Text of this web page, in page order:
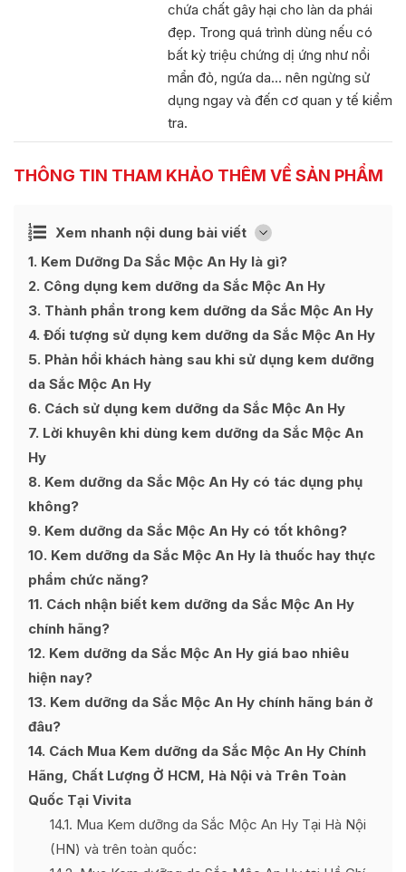
chứa chất gây hại cho làn da phái
đẹp. Trong quá trình dùng nếu có
bất kỳ triệu chứng dị ứng như nổi
mẩn đỏ, ngứa da… nên ngừng sử
dụng ngay và đến cơ quan y tế kiểm
tra.
THÔNG TIN THAM KHẢO THÊM VỀ SẢN PHẨM
Xem nhanh nội dung bài viết [
Ẩn
1 Kem Dưỡng Da Sắc Mộc An Hy là gì?
2 Công dụng kem dưỡng da Sắc Mộc An Hy
3 Thành phần trong kem dưỡng da Sắc Mộc An Hy
4 Đối tượng sử dụng kem dưỡng da Sắc Mộc An Hy
5 Phản hồi khách hàng sau khi sử dụng kem dưỡng
da Sắc Mộc An Hy
6 Cách sử dụng kem dưỡng da Sắc Mộc An Hy
7 Lời khuyên khi dùng kem dưỡng da Sắc Mộc An
Hy
8 Kem dưỡng da Sắc Mộc An Hy có tác dụng phụ
không?
9 Kem dưỡng da Sắc Mộc An Hy có tốt không?
10 Kem dưỡng da Sắc Mộc An Hy là thuốc hay thực
phẩm chức năng?
11 Cách nhận biết kem dưỡng da Sắc Mộc An Hy
chính hãng?
12 Kem dưỡng da Sắc Mộc An Hy giá bao nhiêu
hiện nay?
13 Kem dưỡng da Sắc Mộc An Hy chính hãng bán ở
đâu?
14 Cách Mua Kem dưỡng da Sắc Mộc An Hy Chính
Hãng, Chất Lượng Ở HCM, Hà Nội và Trên Toàn
Quốc Tại Vivita
14.1 Mua Kem dưỡng da Sắc Mộc An Hy Tại Hà Nội
(HN) và trên toàn quốc: